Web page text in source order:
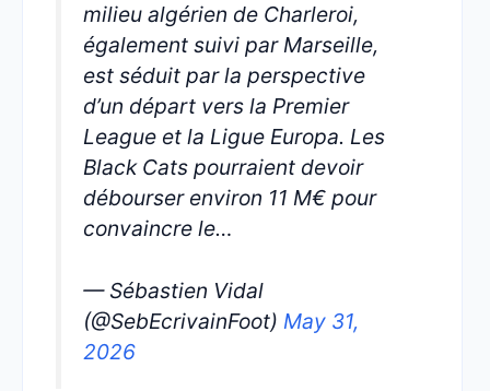
milieu algérien de Charleroi,
également suivi par Marseille,
est séduit par la perspective
d’un départ vers la Premier
League et la Ligue Europa. Les
Black Cats pourraient devoir
débourser environ 11 M€ pour
convaincre le…
— Sébastien Vidal
(@SebEcrivainFoot) May 31,
2026